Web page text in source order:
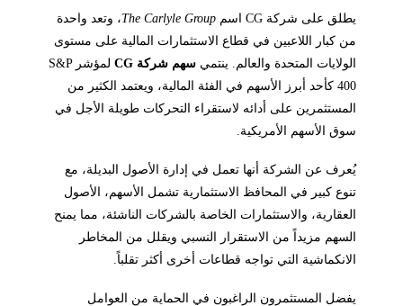
يطلق على شركة CG اسم The Carlyle Group، وتعد واحدة
من كبار اللاعبين في قطاع الاستثمارات المالية على مستوى
الولايات المتحدة والعالم. ينتمي سهم شركة CG
لمؤشر S&P
400 كأحد أبرز الأسهم في الفئة المالية، ويعتمد الكثير من
المستثمرين على أدائه لاستقراء التحركات طويلة الأجل في
سوق الأسهم الأمريكية.
يُعرف عن الشركة أنها تعمل في إدارة الأصول البديلة، مع
تنوع كبير في المحافظ الاستثمارية تشمل الأسهم، الأصول
العقارية، والاستثمارات الخاصة بالشركات الناشئة، مما يمنح
السهم مزيداً من الاستقرار النسبي ويقلل من المخاطر
الانكماشية التي تواجه قطاعات أخرى أكثر تقلباً.
يفضل المستثمرون الراغبون في الحماية من العوامل